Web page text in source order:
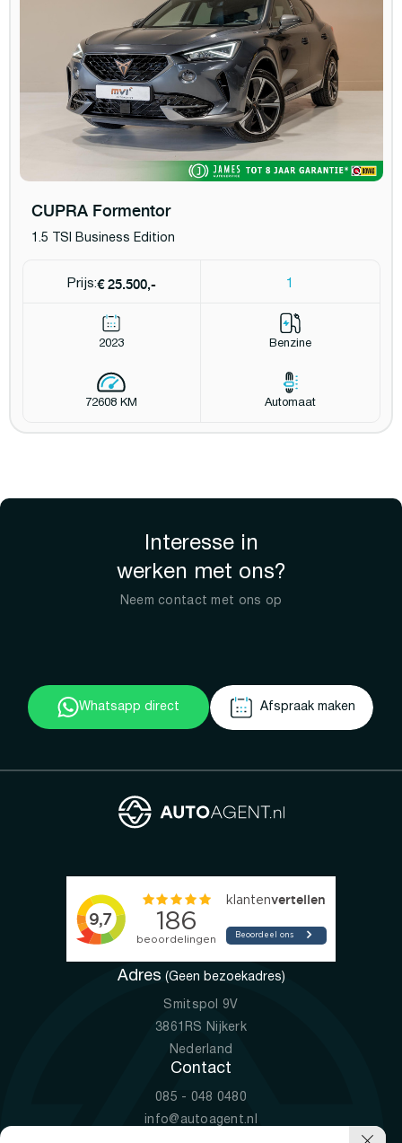
CUPRA Formentor
1.5 TSI Business Edition
Prijs:€ 25.500,- 1
2023 Benzine
72608 KM Automaat
Interesse in
werken met ons?
Neem contact met ons op
Whatsapp direct Afspraak maken
Adres (Geen bezoekadres)
Smitspol 9V
3861RS Nijkerk
Nederland
Contact
085 - 048 0480
info@autoagent.nl